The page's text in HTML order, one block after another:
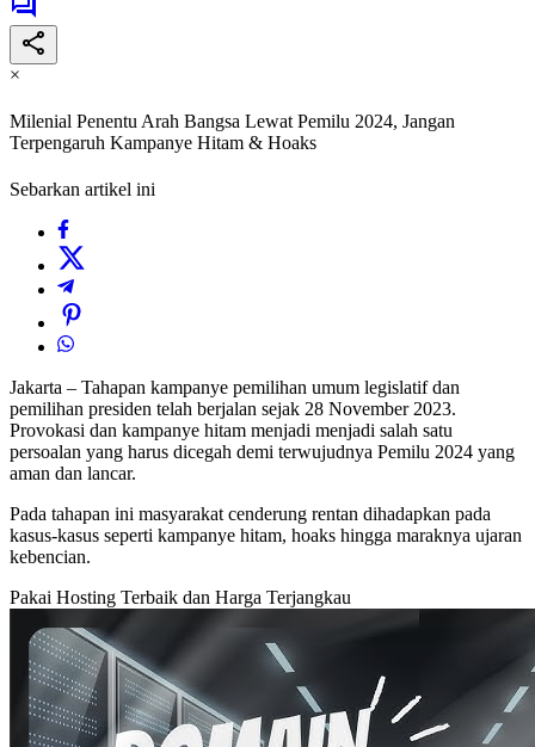
×
Milenial Penentu Arah Bangsa Lewat Pemilu 2024, Jangan
Terpengaruh Kampanye Hitam & Hoaks
Sebarkan artikel ini
Jakarta – Tahapan kampanye pemilihan umum legislatif dan
pemilihan presiden telah berjalan sejak 28 November 2023.
Provokasi dan kampanye hitam menjadi menjadi salah satu
persoalan yang harus dicegah demi terwujudnya Pemilu 2024 yang
aman dan lancar.
Pada tahapan ini masyarakat cenderung rentan dihadapkan pada
kasus-kasus seperti kampanye hitam, hoaks hingga maraknya ujaran
kebencian.
Pakai Hosting Terbaik dan Harga Terjangkau